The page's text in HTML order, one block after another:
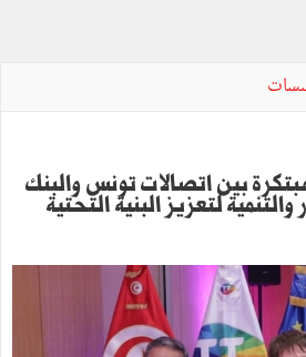
بين اتصالات تونس والبنك
والتنمية لتعزيز البنية التحتية